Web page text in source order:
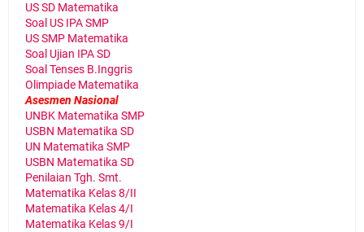
US SD Matematika
Soal US IPA SMP
US SMP Matematika
Soal Ujian IPA SD
Soal Tenses B.Inggris
Olimpiade Matematika
Asesmen Nasional
UNBK Matematika SMP
USBN Matematika SD
UN Matematika SMP
USBN Matematika SD
Penilaian Tgh. Smt.
Matematika Kelas 8/II
Matematika Kelas 4/I
Matematika Kelas 9/I